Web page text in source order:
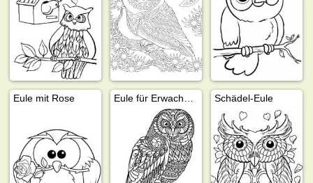
Eule mit Rose Schädel-Eule